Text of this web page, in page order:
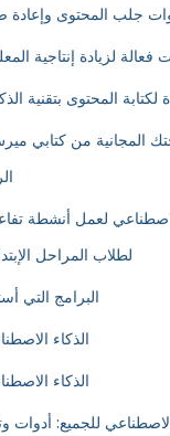
جلب المحتوى وإعادة
فعالة لزيادة إنتاجية
لكتابة المحتوى بتقنية
المجانية من كتابي
لعمل أنشطة
لطلاب المراحل
البرامج التي
الذكاء
الذكاء
الاصطناعي للجميع: أدوات